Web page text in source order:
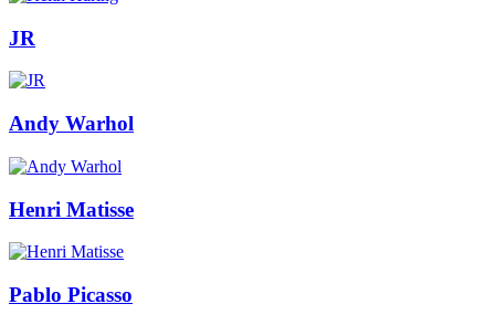
JR
Andy Warhol
Henri Matisse
Pablo Picasso